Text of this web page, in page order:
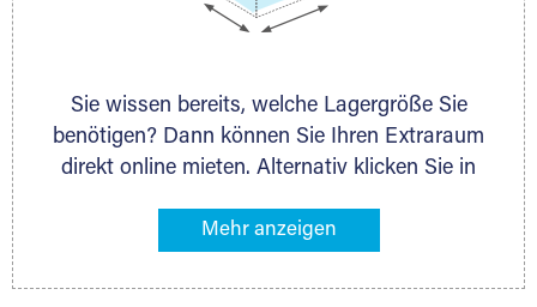
Sie wissen bereits, welche Lagergröße Sie
benötigen? Dann können Sie Ihren Extraraum
direkt online mieten. Alternativ klicken Sie in
Gegenstände an, die Sie einlagern möchten –
ermittelt. Natürlich steht Ihnen Ihr Extraraum